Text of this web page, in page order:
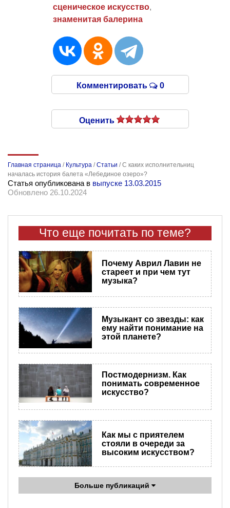
сценическое искусство,
знаменитая балерина
Комментировать 0
Оценить
Главная страница / Культура /Статьи /С каких исполнительниц
началась история балета «Лебединое озеро»?
Статья опубликована в выпуске 13.03.2015
Обновлено 26.10.2024
Что еще почитать по теме?
Почему Аврил Лавин не
стареет и при чем тут
музыка?
Музыкант со звезды: как
ему найти понимание на
этой планете?
Постмодернизм. Как
понимать современное
искусство?
Как мы с приятелем
стояли в очереди за
высоким искусством?
Больше публикаций